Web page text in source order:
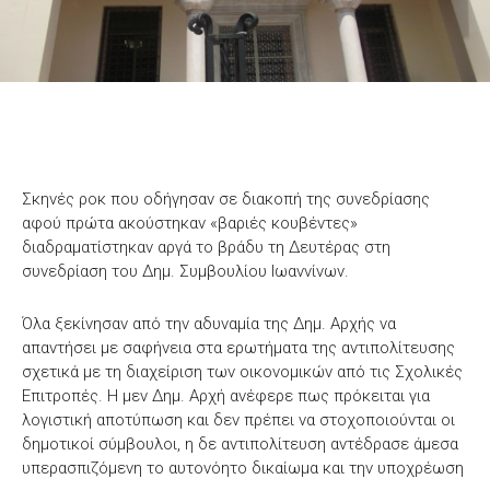
Σκηνές ροκ που οδήγησαν σε διακοπή της συνεδρίασης
αφού πρώτα ακούστηκαν «βαριές κουβέντες»
διαδραματίστηκαν αργά το βράδυ τη Δευτέρας στη
συνεδρίαση του Δημ. Συμβουλίου Ιωαννίνων.
Όλα ξεκίνησαν από την αδυναμία της Δημ. Αρχής να
απαντήσει με σαφήνεια στα ερωτήματα της αντιπολίτευσης
σχετικά με τη διαχείριση των οικονομικών από τις Σχολικές
Επιτροπές. Η μεν Δημ. Αρχή ανέφερε πως πρόκειται για
λογιστική αποτύπωση και δεν πρέπει να στοχοποιούνται οι
δημοτικοί σύμβουλοι, η δε αντιπολίτευση αντέδρασε άμεσα
υπερασπιζόμενη το αυτονόητο δικαίωμα και την υποχρέωση